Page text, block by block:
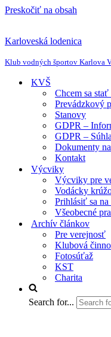
Preskočiť na obsah
Karloveská lodenica
Klub vodných športov Karlova
KVŠ
Chcem sa
Prevádzkový
Stanovy
GDPR –
GDPR –
Dokumenty
Kontakt
Výcviky
Výcviky pre
Vodácky
Prihlásiť sa
Všeobecné
Archív článkov
Pre verejnosť
Klubová
Fotosúťaž
KST
Charita
Search for...